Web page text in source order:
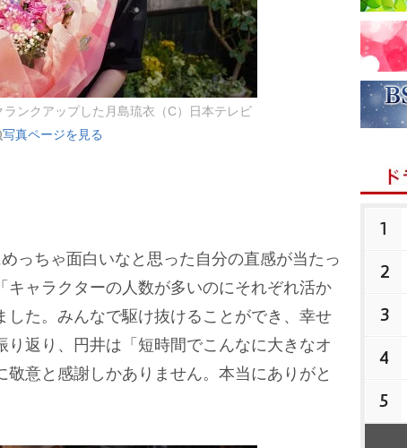
ランクアップした月島琉衣（C）日本テレビ
写真ページを見る
っちゃ面白いなと思った自分の直感が当たっ
キャラクターの人数が多いのにそれぞれ活か
した。みんなで駆け抜けることができ、幸せ
返り、円井は「短時間でこんなに大きなオ
敬意と感謝しかありません。本当にありがと
1
2
3
4
5